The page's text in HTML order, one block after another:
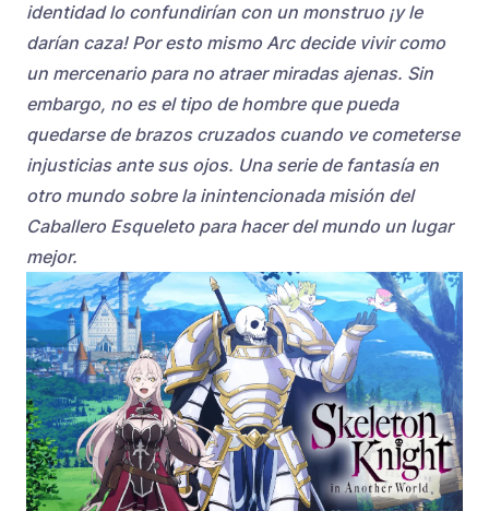
identidad lo confundirían con un monstruo ¡y le
darían caza! Por esto mismo Arc decide vivir como
un mercenario para no atraer miradas ajenas. Sin
embargo, no es el tipo de hombre que pueda
quedarse de brazos cruzados cuando ve cometerse
injusticias ante sus ojos. Una serie de fantasía en
otro mundo sobre la inintencionada misión del
Caballero Esqueleto para hacer del mundo un lugar
mejor.